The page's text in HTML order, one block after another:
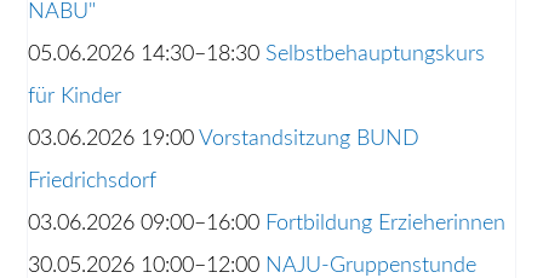
NABU"
05.06.2026 14:30–18:30 Selbstbehauptungskurs
für Kinder
03.06.2026 19:00 Vorstandsitzung BUND
Friedrichsdorf
03.06.2026 09:00–16:00 Fortbildung Erzieherinnen
30.05.2026 10:00–12:00 NAJU-Gruppenstunde